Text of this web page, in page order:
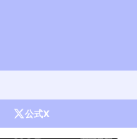
公式X